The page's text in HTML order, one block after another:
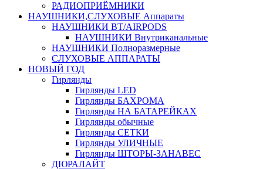
РАДИОПРИЁМНИКИ
НАУШНИКИ,СЛУХОВЫЕ Аппараты
НАУШНИКИ BT/AIRPODS
НАУШНИКИ Внутриканальные
НАУШНИКИ Полноразмерные
СЛУХОВЫЕ АППАРАТЫ
НОВЫЙ ГОД
Гирлянды
Гирлянды LED
Гирлянды БАХРОМА
Гирлянды НА БАТАРЕЙКАХ
Гирлянды обычные
Гирлянды СЕТКИ
Гирлянды УЛИЧНЫЕ
Гирлянды ШТОРЫ-ЗАНАВЕС
ДЮРАЛАЙТ